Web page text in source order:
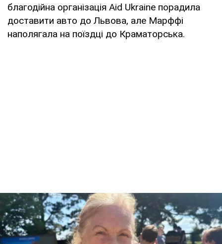
благодійна організація Aid Ukraine порадила
доставити авто до Львова, але Марффі
наполягала на поїздці до Краматорська.